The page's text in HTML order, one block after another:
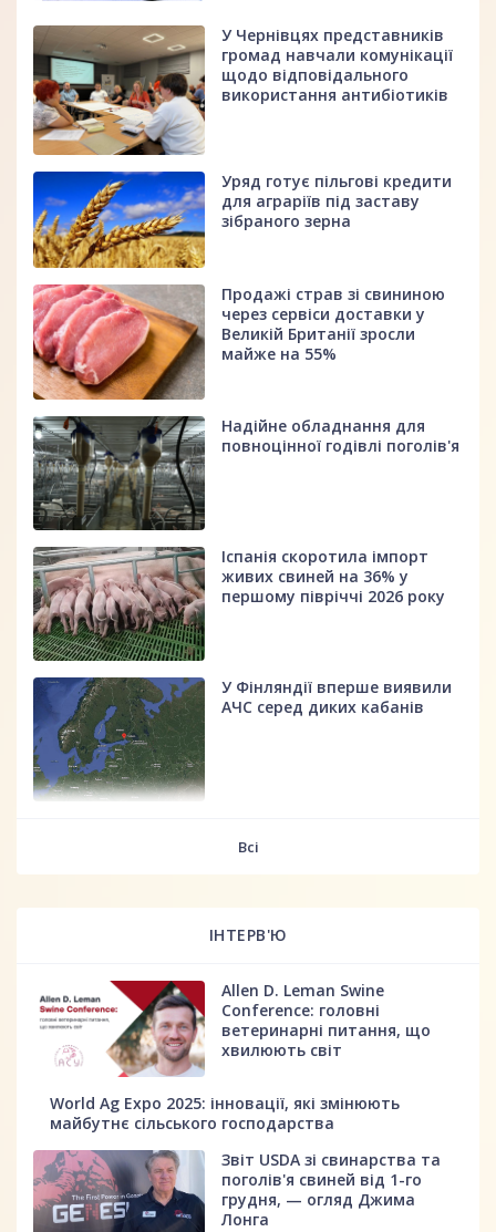
У Чернівцях представників
громад навчали комунікації
щодо відповідального
використання антибіотиків
Уряд готує пільгові кредити
для аграріїв під заставу
зібраного зерна
Продажі страв зі свининою
через сервіси доставки у
Великій Британії зросли
майже на 55%
Надійне обладнання для
повноцінної годівлі поголів'я
Іспанія скоротила імпорт
живих свиней на 36% у
першому півріччі 2026 року
У Фінляндії вперше виявили
АЧС серед диких кабанів
Всі
ІНТЕРВ'Ю
Allen D. Leman Swine
Conference: головні
ветеринарні питання, що
хвилюють світ
World Ag Expo 2025: інновації, які змінюють
майбутнє сільського господарства
Звіт USDA зі свинарства та
поголів'я свиней від 1-го
грудня, — огляд Джима
Лонга